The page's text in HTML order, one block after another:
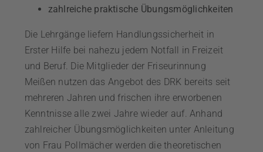
zahlreiche praktische Übungsmöglichkeiten
Die Lehrgänge liefern Handlungssicherheit in
Erster Hilfe bei nahezu jedem Notfall in Freizeit
und Beruf. Die Mitglieder der Friseur­innung
Meißen nutzen das Angebot des DRK bereits seit
mehreren Jahren und frischen ihre erworbenen
Kenntnisse alle zwei Jahre wieder auf. Anhand
zahlreicher Übungsmöglichkeiten unter Anleitung
von Frau Pollmächer werden die theoretischen